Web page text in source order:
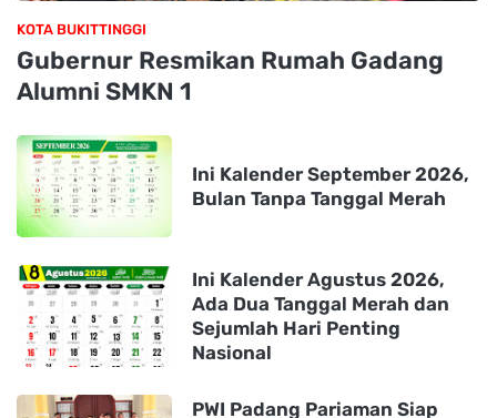
KOTA BUKITTINGGI
Gubernur Resmikan Rumah Gadang
Alumni SMKN 1
Ini Kalender September 2026,
Bulan Tanpa Tanggal Merah
Ini Kalender Agustus 2026,
Ada Dua Tanggal Merah dan
Sejumlah Hari Penting
Nasional
PWI Padang Pariaman Siap